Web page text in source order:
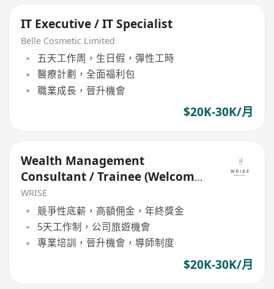
IT Executive / IT Specialist
Belle Cosmetic Limited
五天工作周，生日假，彈性工時
醫療計劃，全面福利包
職業成長，晉升機會
$20K-30K/月
Wealth Management
Consultant / Trainee (Welcome
IANG Visa Holders)
WRISE
競爭性底薪，高額佣金，年終獎金
5天工作制，公司旅遊機會
專業培訓，晉升機會，導師制度
$20K-30K/月